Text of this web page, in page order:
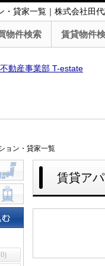
・貸家一覧｜株式会社田
物件検索 賃貸物件
ョン・貸家一覧
賃貸ア